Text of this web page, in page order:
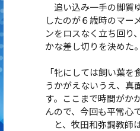
追い込み一手の脚質
したのが６歳時のマー
ンをロスなく立ち回り
かな差し切りを決めた。
「牝にしては飼い葉
うかがえないうえ、真
す。ここまで時間がか
んので、今回も平常心
と、牧田和弥調教師